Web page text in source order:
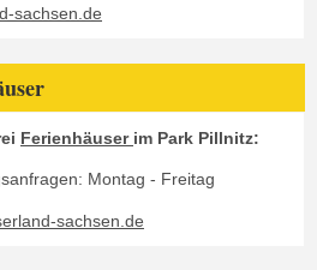
sachsen.de
Ferienhäuser im Park Pillnitz:
Montag - Freitag
sachsen.de